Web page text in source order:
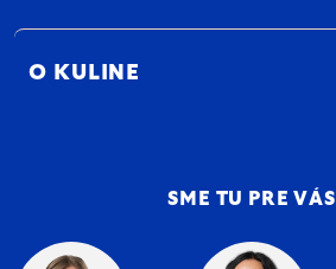
O KULINE
SME TU PRE VÁS